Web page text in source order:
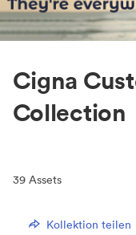
Cigna
Collection
39 Assets
Kollektion teilen